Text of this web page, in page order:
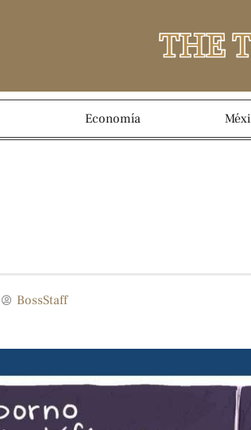
Economía
BossStaff